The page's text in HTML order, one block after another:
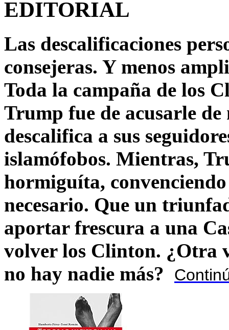
EDITORIAL
Las descalificaciones
consejeras. Y menos
Toda la campaña de los
Trump fue de acusarle
descalifica a sus
islamófobos. Mientras,
hormiguíta,
necesario. Que un
aportar frescura a una
volver los Clinton. ¿Otra
no hay nadie más?